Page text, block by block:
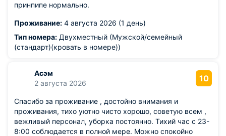
принпипе нормально.
Проживание: 4 августа 2026 (1 день)
Тип номера: Двухместный (Мужской/семейный
(стандарт)(кровать в номере))
Асэм
2 августа 2026
10
Спасибо за проживание , достойно внимания и
проживания, тихо уютно чисто хорошо, советую всем ,
вежливый персонал, уборка постоянно. Тихий час с 23-
8:00 соблюдается в полной мере. Можно спокойно